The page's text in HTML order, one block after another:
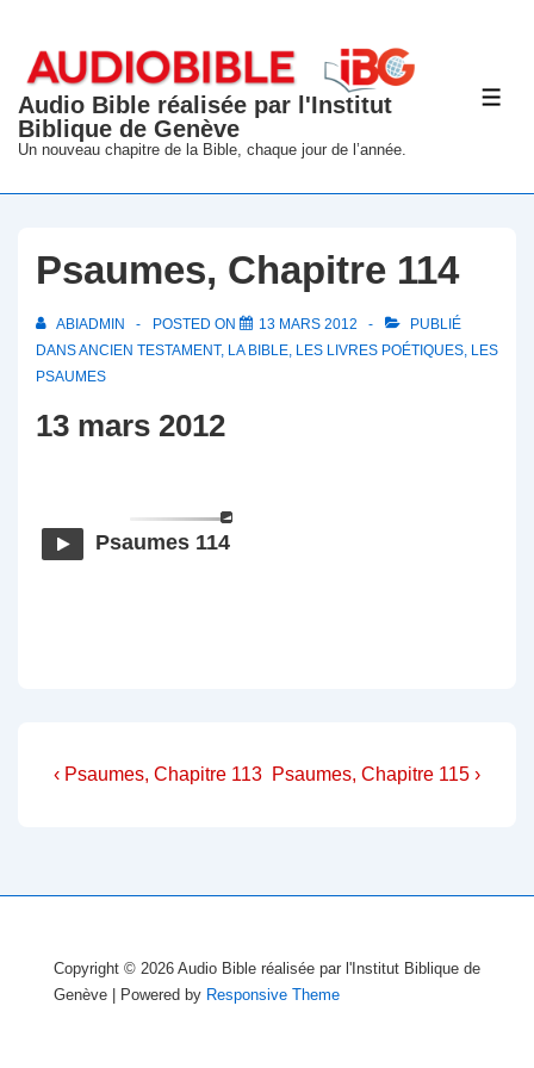
passer
contenu
principal
Audio Bible réalisée par l'Institut
Biblique de Genève
Un nouveau chapitre de la Bible, chaque jour de l’année.
Psaumes, Chapitre 114
ABIADMIN POSTED ON 13 MARS 2012
PUBLIÉ
DANSANCIEN TESTAMENT, LA BIBLE, LES LIVRES POÉTIQUES, LES
PSAUMES
13 mars 2012
Psaumes 114
Navigation
Previous
‹ Psaumes, Chapitre 113 Next
Psaumes, Chapitre 115 ›
Copyright © 2026 Audio Bible réalisée par l'Institut Biblique de
Genève
| Powered by Responsive Theme